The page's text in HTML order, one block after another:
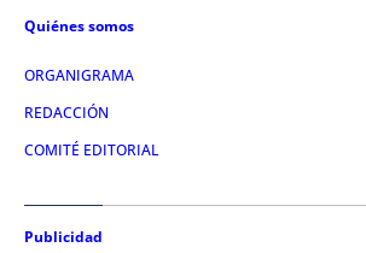
Quiénes somos
ORGANIGRAMA
REDACCIÓN
COMITÉ EDITORIAL
Publicidad